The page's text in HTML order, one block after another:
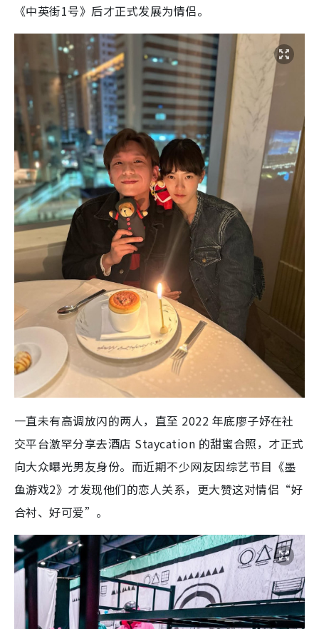
《中英街1号》后才正式发展为情侣。
一直未有高调放闪的两人，直至 2022 年底廖子妤在社
交平台激罕分享去酒店 Staycation 的甜蜜合照，才正式
向大众曝光男友身份。而近期不少网友因综艺节目《墨
鱼游戏2》才发现他们的恋人关系，更大赞这对情侣“好
合衬、好可爱”。